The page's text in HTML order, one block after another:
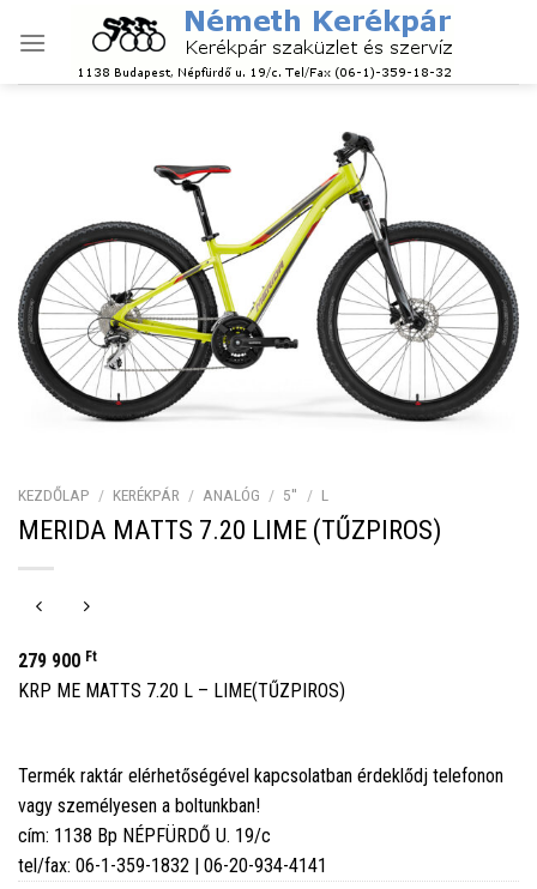
KEZDŐLAP / KERÉKPÁR / ANALÓG / 5'' / L
MERIDA MATTS 7.20 LIME (TŰZPIROS)
279 900 Ft
KRP ME MATTS 7.20 L – LIME(TŰZPIROS)
Termék raktár elérhetőségével kapcsolatban érdeklődj telefonon
vagy személyesen a boltunkban!
cím: 1138 Bp NÉPFÜRDŐ U. 19/c
tel/fax: 06-1-359-1832 | 06-20-934-4141